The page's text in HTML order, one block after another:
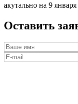
акутально на 9 января
Оставить